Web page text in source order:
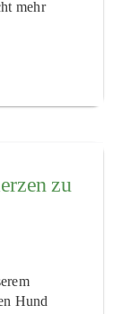
mehr
zu
Hund